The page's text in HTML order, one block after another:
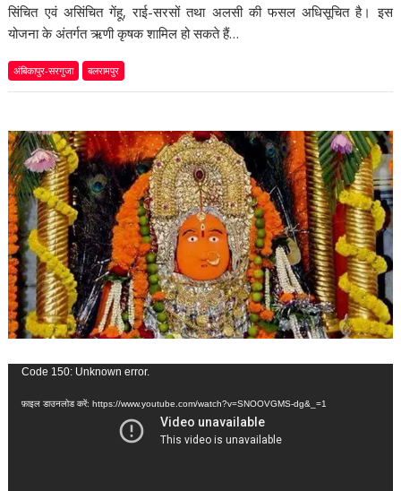
सिंचित एवं असिंचित गेंहू, राई-सरसों तथा अलसी की फसल अधिसूचित है। इस
योजना के अंतर्गत ऋणी कृषक शामिल हो सकते हैं…
अंबिकापुर-सरगुजा बलरामपुर
वीडियो
Code 150: Unknown error.
फ़ाइल डाउनलोड करें: https://www.youtube.com/watch?v=SNOOVGMS-dg&_=1